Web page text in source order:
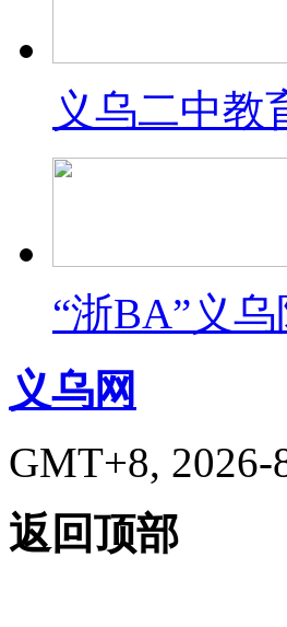
义乌二中教
“浙BA”义
义乌网
GMT+8, 2026-
返回顶部